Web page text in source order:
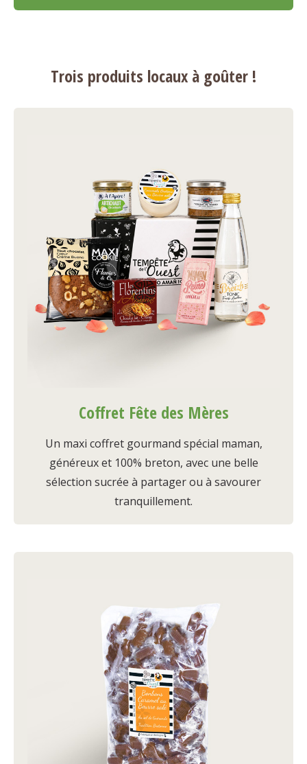
Trois produits locaux à goûter !
Coffret Fête des Mères
Un maxi coffret gourmand spécial maman,
généreux et 100% breton, avec une belle
sélection sucrée à partager ou à savourer
tranquillement.